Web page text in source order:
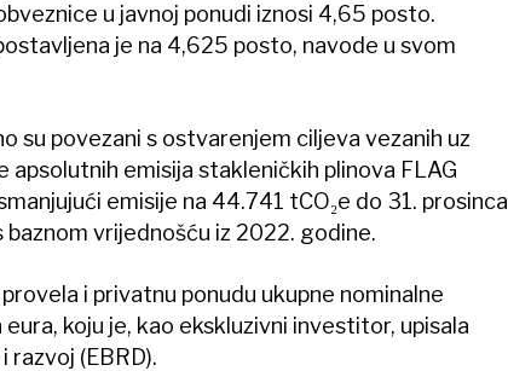
u javnoj ponudi iznosi 4,65 posto.
je na 4,625 posto, navode u svom
su povezani s ostvarenjem ciljeva vezanih uz
apsolutnih emisija stakleničkih plinova FLAG
emisije na 44.741 tCO₂e do 31. prosinca
vrijednošću iz 2022. godine.
i privatnu ponudu ukupne nominalne
koju je, kao ekskluzivni investitor, upisala
razvoj (EBRD).